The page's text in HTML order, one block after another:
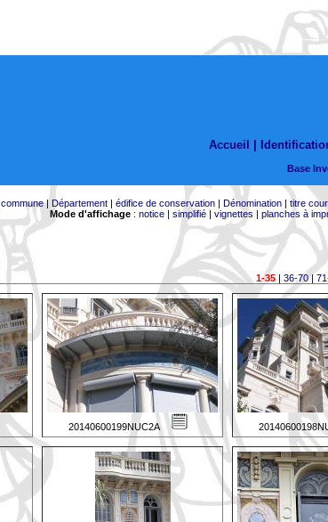
Accueil |
Base
commune| Département| édifice de conservation| Dénomination| titre
Mode d'affichage: notice| simplifié| vignettes | planches à
1-35| 36-70|
20140600199NUC2A